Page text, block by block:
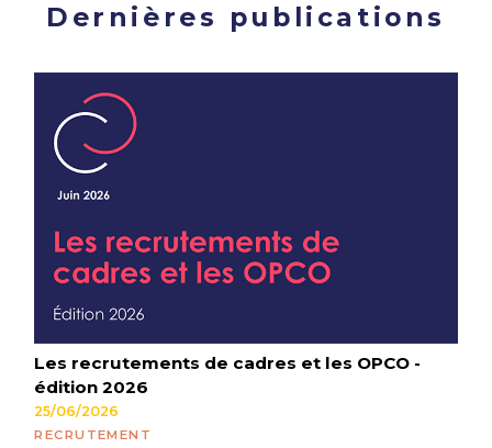
Dernières publications
Les recrutements de cadres et les OPCO -
édition 2026
25/06/2026
RECRUTEMENT